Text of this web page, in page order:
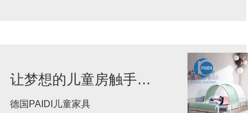
让梦想的儿童房触手可及
德国PAIDI儿童家具